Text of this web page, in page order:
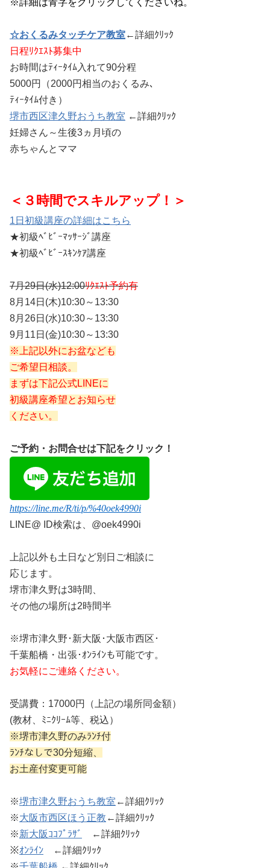
※詳細は青字をクリックしてくださいね。
☆おくるみタッチケア教室←詳細ｸﾘｯｸ
日程ﾘｸｴｽﾄ募集中
お時間はﾃｨｰﾀｲﾑ入れて90分程
5000円（2000円相当のおくるみ､
ﾃｨｰﾀｲﾑ付き）
堺市西区津久野おうち教室 ←詳細ｸﾘｯｸ
妊婦さん～生後3ヵ月頃の
赤ちゃんとママ
＜３時間でスキルアップ！＞
1日初級講座の詳細はこちら
★初級ﾍﾞﾋﾞｰﾏｯｻｰｼﾞ講座
★初級ﾍﾞﾋﾞｰｽｷﾝｹｱ講座
7月29日(水)12:00ﾘｸｴｽﾄ予約有
8月14日(木)10:30～13:30
8月26日(水)10:30～13:30
9月11日(金)10:30～13:30
※上記以外にお盆なども
ご希望日相談。
まずは下記公式LINEに
初級講座希望とお知らせ
ください。
ご予約・お問合せは下記をクリック！
https://line.me/R/ti/p/%40oek4990i
LINE@ ID検索は、@oek4990i
上記以外も土日など別日ご相談に
応じます。
堺市津久野は3時間、
その他の場所は2時間半
※堺市津久野･新大阪･大阪市西区･
千葉船橋・出張･ｵﾝﾗｲﾝも可能です。
お気軽にご連絡ください。
受講費：17000円（上記の場所同金額）
(教材、ﾐﾆｸﾘｰﾑ等、税込）
※堺市津久野のみﾗﾝﾁ付
ﾗﾝﾁなしで30分短縮、
お土産付変更可能
※堺市津久野おうち教室 ←詳細ｸﾘｯｸ
※大阪市西区ほう正教 ←詳細ｸﾘｯｸ
※新大阪ｺｺﾌﾟﾗｻﾞ
←詳細ｸﾘｯｸ
※ｵﾝﾗｲﾝ ←詳細ｸﾘｯｸ